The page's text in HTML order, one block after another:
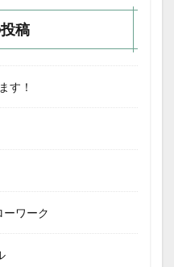
稿
す！
ワーク